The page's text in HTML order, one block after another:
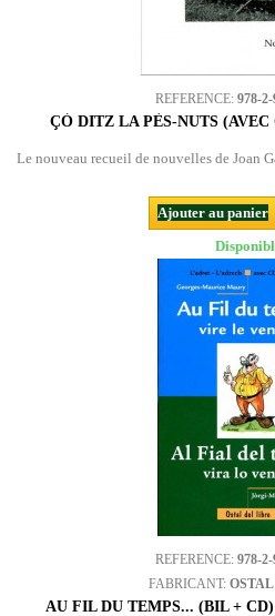
REFERENCE: 978-
ÇÒ DITZ LA PÈS-NUTS
Le nouveau recueil de nouvelles de Joan
Ajouter au panier
REFERENCE: 978-
FABRICANT:
AU FIL DU TEMPS... (BIL +